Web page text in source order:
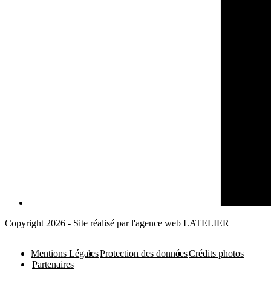
Copyright 2026 - Site réalisé par l'agence web LATELIER
Mentions LégalesProtection des donnéesCrédits photos
Partenaires